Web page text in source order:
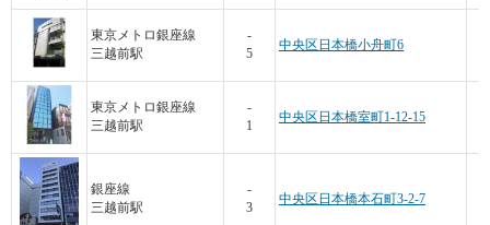
東京メトロ銀座線
三越前駅
-
5
中央区日本橋小舟町6
東京メトロ銀座線
三越前駅
-
1
中央区日本橋室町1-12-15
銀座線
三越前駅
-
3
中央区日本橋本石町3-2-7